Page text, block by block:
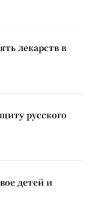
лекарств в
русского
детей и